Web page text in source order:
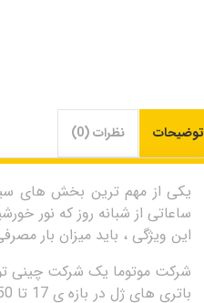
توضیحات نظرات (0)
یکی از مهم ترین بخش های
این ویژگی ، باید میزان بار